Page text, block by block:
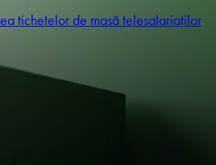
tichetelor de masă telesalariaților